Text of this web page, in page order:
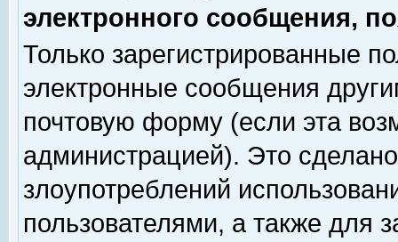
электронного сообщения,
Только зарегистрированные
электронные сообщения
почтовую форму (если эта
администрацией). Это
злоупотреблений
пользователями, а также для